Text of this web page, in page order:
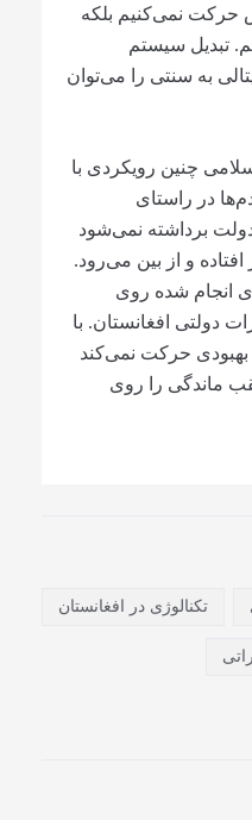
حرکت نمی‌کنیم بلکه
تبدیل سیستم
به سنتی را می‌توان
چنین رویکردی با
در راستای
برداشته نمی‌شود
و از بین می‌رود‌.
انجام شده روی
دولتی افغانستان. با
بهبودی حرکت نمی‌کند
ماندگی را روی
تکنالوژی در افغانستان